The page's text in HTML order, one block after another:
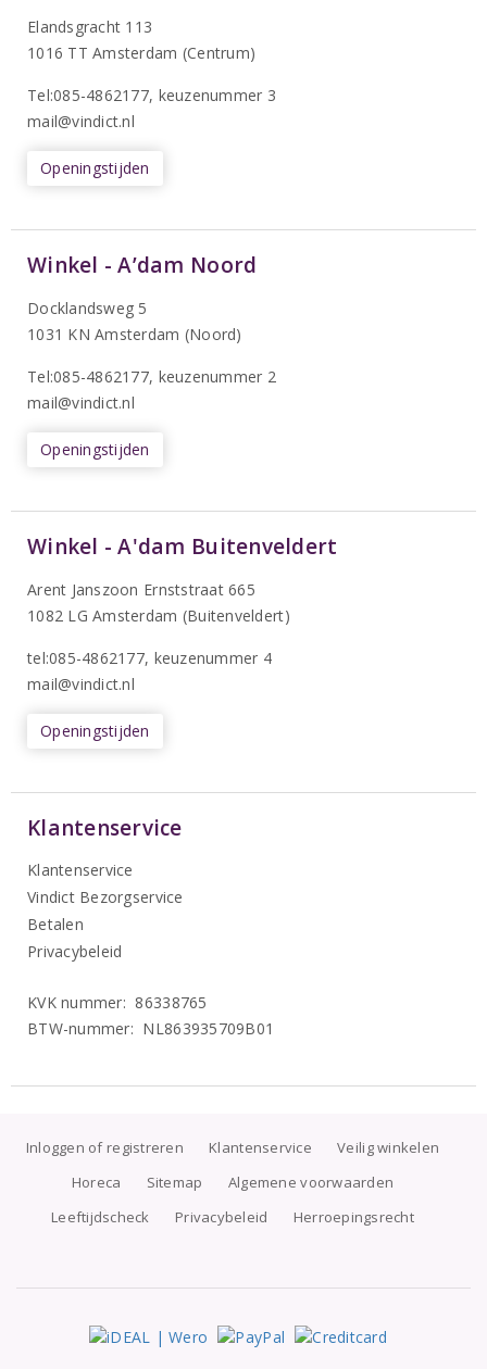
Elandsgracht 113
1016 TT Amsterdam (Centrum)
Tel:085-4862177, keuzenummer 3
mail@vindict.nl
Openingstijden
Winkel - A’dam Noord
Docklandsweg 5
1031 KN Amsterdam (Noord)
Tel:085-4862177, keuzenummer 2
mail@vindict.nl
Openingstijden
Winkel - A'dam Buitenveldert
Arent Janszoon Ernststraat 665
1082 LG Amsterdam (Buitenveldert)
tel:085-4862177, keuzenummer 4
mail@vindict.nl
Openingstijden
Klantenservice
Klantenservice
Vindict Bezorgservice
Betalen
Privacybeleid
KVK nummer: 86338765
BTW-nummer: NL863935709B01
Inloggen of registreren Klantenservice
Veilig winkelen
Horeca
Sitemap
Algemene voorwaarden
Leeftijdscheck
Privacybeleid Herroepingsrecht